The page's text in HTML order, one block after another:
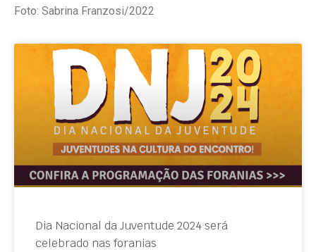
Foto: Sabrina Franzosi/2022
Dia Nacional da Juventude 2024 será
celebrado nas foranias